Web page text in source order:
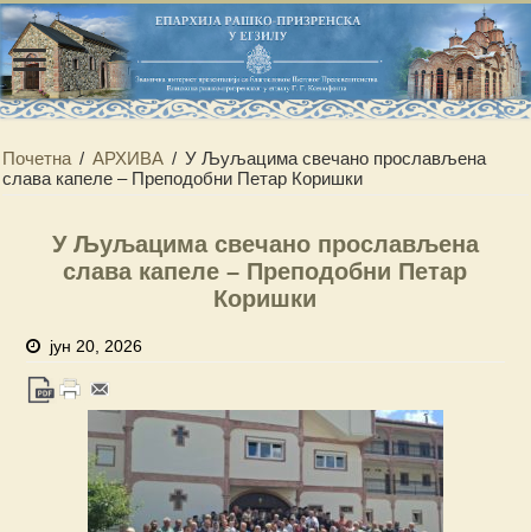
Почетна / АРХИВА / У Љуљацима свечано прослављена
слава капелe – Преподобни Петар Коришки
У Љуљацима свечано прослављена
слава капелe – Преподобни Петар
Коришки
јун 20, 2026